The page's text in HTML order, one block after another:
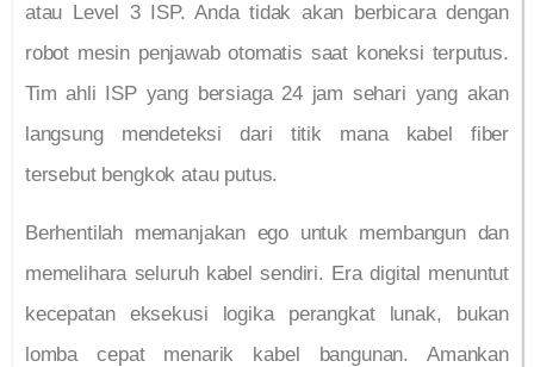
atau Level 3 ISP. Anda tidak akan berbicara dengan
robot mesin penjawab otomatis saat koneksi terputus.
Tim ahli ISP yang bersiaga 24 jam sehari yang akan
langsung mendeteksi dari titik mana kabel fiber
tersebut bengkok atau putus.
Berhentilah memanjakan ego untuk membangun dan
memelihara seluruh kabel sendiri. Era digital menuntut
kecepatan eksekusi logika perangkat lunak, bukan
lomba cepat menarik kabel bangunan. Amankan